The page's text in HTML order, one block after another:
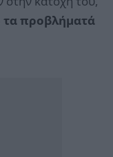
τα προβλήματά